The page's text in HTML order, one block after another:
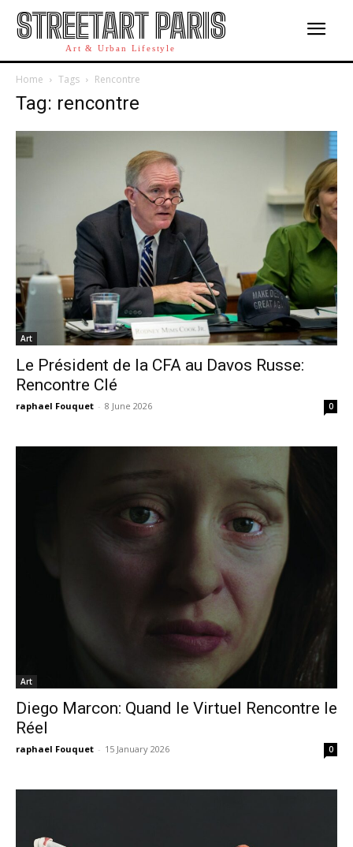
STREETART PARIS
Art & Urban Lifestyle
Home Tags Rencontre
Tag: rencontre
Art
Le Président de la CFA au Davos Russe:
Rencontre Clé
raphael Fouquet - 8 June 2026 0
Art
Diego Marcon: Quand le Virtuel Rencontre le
Réel
raphael Fouquet - 15 January 2026 0